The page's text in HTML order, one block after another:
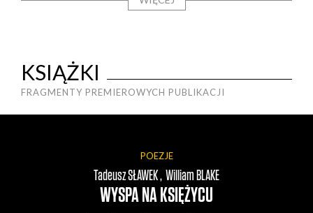
KSIĄŻKI
FRAGMENTY PREMIEROWYCH PUBLIKACJI
POEZJE
TadeuszSŁAWEK William BLAKE
WYSPA NA KSIĘŻYCU